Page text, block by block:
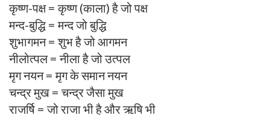
कृष्ण-पक्ष = कृष्ण (काला) है जो पक्ष
मन्द-बुद्धि = मन्द जो बुद्धि
शुभागमन = शुभ है जो आगमन
नीलोत्पल = नीला है जो उत्पल
मृग नयन = मृग के समान नयन
चन्द्र मुख = चन्द्र जैसा मुख
राजर्षि = जो राजा भी है और ऋषि भी